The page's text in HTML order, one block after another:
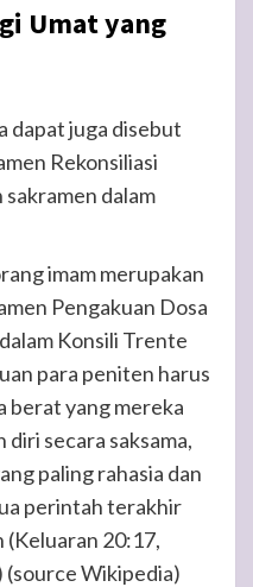
Umat yang
dapat juga disebut
Rekonsiliasi
sakramen dalam
imam merupakan
Pengakuan Dosa
Konsili Trente
para peniten harus
berat yang mereka
secara saksama,
paling rahasia dan
perintah terakhir
(Keluaran 20:17,
(source Wikipedia)